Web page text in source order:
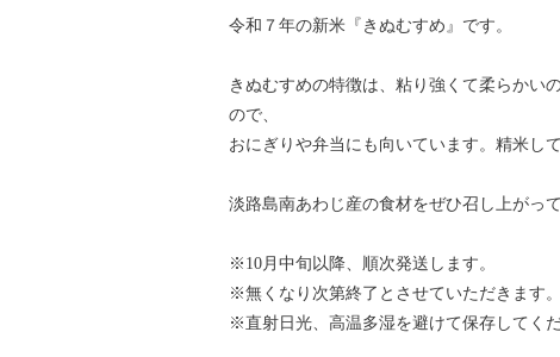
令和７年の新米『きぬむすめ』です。
きぬむすめの特徴は、粘り強くて柔らかい
ので、
おにぎりや弁当にも向いています。精米し
淡路島南あわじ産の食材をぜひ召し上がって
※10月中旬以降、順次発送します。
※無くなり次第終了とさせていただきます。
※直射日光、高温多湿を避けて保存してくだ